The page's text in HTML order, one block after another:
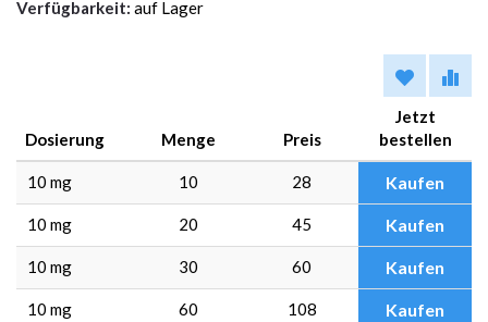
Verfügbarkeit: auf Lager
Dosierung Menge Preis
Jetzt
bestellen
10 mg 10 28 Kaufen
10 mg 20 45 Kaufen
10 mg 30 60 Kaufen
10 mg 60 108 Kaufen